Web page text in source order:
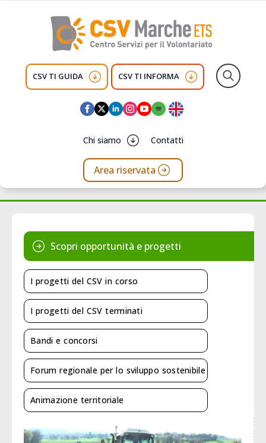
CSV TI GUIDA CSV TI INFORMA
Chi siamo Contatti
Area riservata
Scopri opportunità e progetti
I progetti del CSV in corso
I progetti del CSV terminati
Bandi e concorsi
Forum regionale per lo sviluppo sostenibile
Animazione territoriale